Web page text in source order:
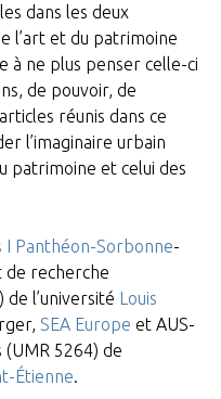
dans les deux
l’art et du patrimoine
à ne plus penser celle-ci
de pouvoir, de
réunis dans ce
l’imaginaire urbain
patrimoine et celui des
I Panthéon-Sorbonne-
de recherche
) de l’université Louis
SEA Europe et AUS-
(UMR 5264) de
Étienne.